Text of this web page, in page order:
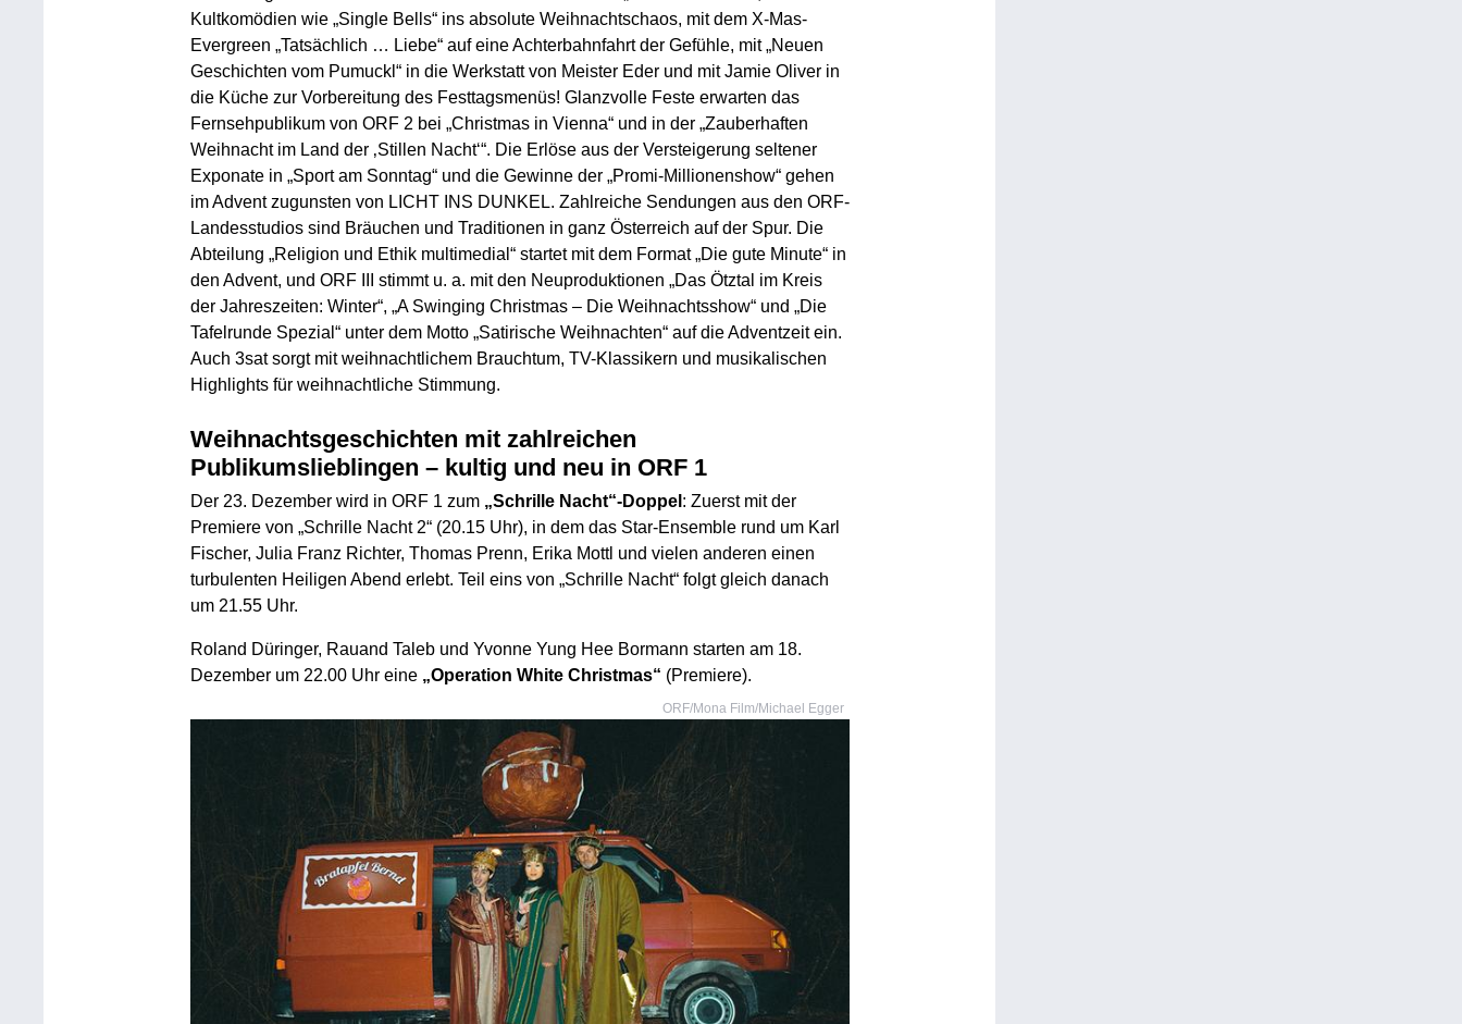
Kultkomödien wie „Single Bells“ ins absolute Weihnachtschaos, mit dem X-Mas-
Evergreen „Tatsächlich … Liebe“ auf eine Achterbahnfahrt der Gefühle, mit „Neuen
Geschichten vom Pumuckl“ in die Werkstatt von Meister Eder und mit Jamie Oliver in
die Küche zur Vorbereitung des Festtagsmenüs! Glanzvolle Feste erwarten das
Fernsehpublikum von ORF 2 bei „Christmas in Vienna“ und in der „Zauberhaften
Weihnacht im Land der ‚Stillen Nacht‘“. Die Erlöse aus der Versteigerung seltener
Exponate in „Sport am Sonntag“ und die Gewinne der „Promi-Millionenshow“ gehen
im Advent zugunsten von LICHT INS DUNKEL. Zahlreiche Sendungen aus den ORF-
Landesstudios sind Bräuchen und Traditionen in ganz Österreich auf der Spur. Die
Abteilung „Religion und Ethik multimedial“ startet mit dem Format „Die gute Minute“ in
den Advent, und ORF III stimmt u. a. mit den Neuproduktionen „Das Ötztal im Kreis
der Jahreszeiten: Winter“, „A Swinging Christmas – Die Weihnachtsshow“ und „Die
Tafelrunde Spezial“ unter dem Motto „Satirische Weihnachten“ auf die Adventzeit ein.
Auch 3sat sorgt mit weihnachtlichem Brauchtum, TV-Klassikern und musikalischen
Highlights für weihnachtliche Stimmung.
Weihnachtsgeschichten mit zahlreichen
Publikumslieblingen – kultig und neu in ORF 1
Der 23. Dezember wird in ORF 1 zum „Schrille Nacht“-Doppel : Zuerst mit der
Premiere von „Schrille Nacht 2“ (20.15 Uhr), in dem das Star-Ensemble rund um Karl
Fischer, Julia Franz Richter, Thomas Prenn, Erika Mottl und vielen anderen einen
turbulenten Heiligen Abend erlebt. Teil eins von „Schrille Nacht“ folgt gleich danach
um 21.55 Uhr.
Roland Düringer, Rauand Taleb und Yvonne Yung Hee Bormann starten am 18.
Dezember um 22.00 Uhr eine „Operation White Christmas“ (Premiere).
ORF/Mona Film/Michael Egger